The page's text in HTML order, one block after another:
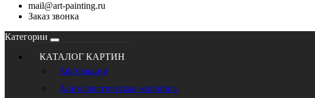
mail@art-painting.ru
Заказ звонка
Категории
КАТАЛОГ КАРТИН
Абстракции
Анималистическая живопись